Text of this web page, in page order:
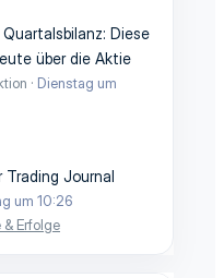
Diese
über die Aktie
Dienstag um
Journal
um 10:26
Erfolge